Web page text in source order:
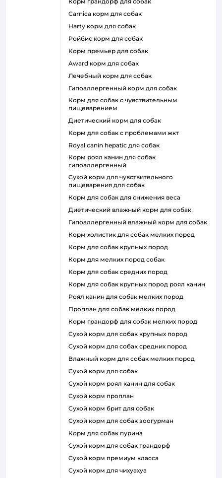
carnica корм для собак
harty корм для собак
ройбис корм для собак
корм премьер для собак
award корм для собак
лечебный корм для собак
гипоаллергенный корм для собак
корм для собак с чувствительным
пищеварением
диетический корм для собак
корм для собак с проблемами жкт
royal canin hepatic для собак
корм роял канин для собак
гипоаллергенный
сухой корм для чувствительного
пищеварения для собак
корм для собак для снижения веса
диетический влажный корм для собак
гипоаллергенный влажный корм для собак
корм холистик для собак мелких пород
корм для собак крупных пород
корм для мелких пород собак
корм для собак средних пород
корм для собак крупных пород роял канин
роял канин для собак мелких пород
проплан для собак мелких пород
корм грандорф для собак мелких пород
сухой корм для собак крупных пород
сухой корм для собак средних пород
влажный корм для собак мелких пород
сухой корм для собак
сухой корм роял канин для собак
сухой корм проплан
сухой корм брит для собак
сухой корм для собак зоогурман
корм для собак пурина
сухой корм для собак грандорф
сухой корм премиум класса
сухой корм для чихуахуа